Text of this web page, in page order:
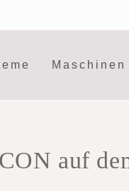
Maschinen
auf